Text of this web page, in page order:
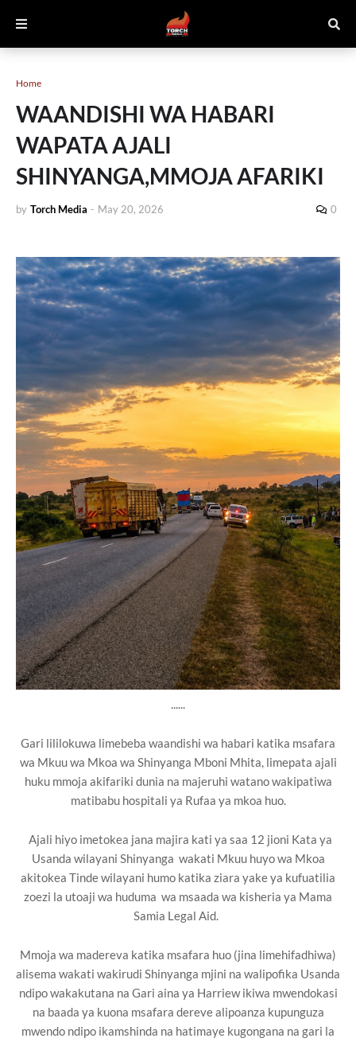
Home
WAANDISHI WA HABARI
WAPATA AJALI
SHINYANGA,MMOJA AFARIKI
by Torch Media - May 20, 2026 0
......
Gari lililokuwa limebeba waandishi wa habari katika msafara
wa Mkuu wa Mkoa wa Shinyanga Mboni Mhita, limepata ajali
huku mmoja akifariki dunia na majeruhi watano wakipatiwa
matibabu hospitali ya Rufaa ya mkoa huo.
‎ ‎Ajali hiyo imetokea jana majira kati ya saa 12 jioni Kata ya
Usanda wilayani Shinyanga wakati Mkuu huyo wa Mkoa
akitokea Tinde wilayani humo katika ziara yake ya kufuatilia
zoezi la utoaji wa huduma wa msaada wa kisheria ya Mama
Samia Legal Aid. ‎ ‎
Mmoja wa madereva katika msafara huo (jina limehifadhiwa)
alisema wakati wakirudi Shinyanga mjini na walipofika Usanda
ndipo wakakutana na Gari aina ya Harriew ikiwa mwendokasi
na baada ya kuona msafara dereve alipoanza kupunguza
mwendo ndipo ikamshinda na hatimaye kugongana na gari la